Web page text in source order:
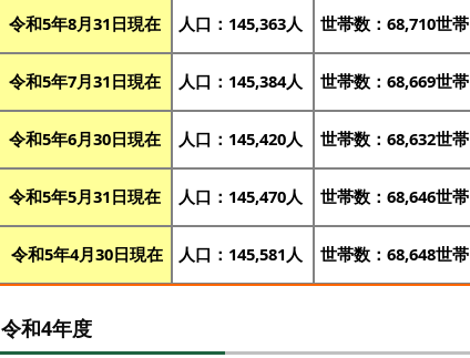
令和5年8月31日現在 人口：145,363人 世帯数：68,710世帯
令和5年7月31日現在 人口：145,384人 世帯数：68,669世帯
令和5年6月30日現在 人口：145,420人 世帯数：68,632世帯
令和5年5月31日現在 人口：145,470人 世帯数：68,646世帯
令和5年4月30日現在 人口：145,581人 世帯数：68,648世帯
令和4年度